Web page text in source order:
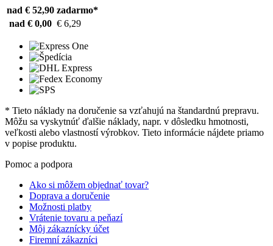
nad € 52,90 zadarmo*
nad € 0,00 € 6,29
* Tieto náklady na doručenie sa vzťahujú na štandardnú prepravu.
Môžu sa vyskytnúť ďalšie náklady, napr. v dôsledku hmotnosti,
veľkosti alebo vlastností výrobkov. Tieto informácie nájdete priamo
v popise produktu.
Pomoc a podpora
Ako si môžem objednať tovar?
Doprava a doručenie
Možnosti platby
Vrátenie tovaru a peňazí
Môj zákaznícky účet
Firemní zákazníci